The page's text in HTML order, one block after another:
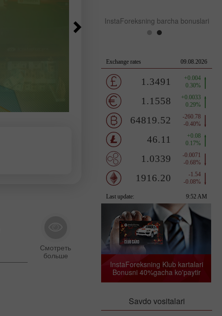
InstaForeksning barcha bonuslari
InstaForeksning Klub kartalari
Bonusni 40%gacha ko'paytir
Savdo vositalari